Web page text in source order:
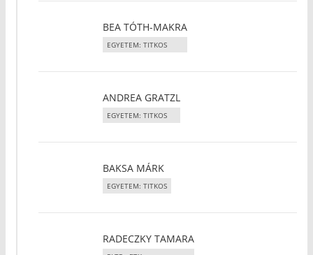
BEA TÓTH-MAKRA
EGYETEM: TITKOS
ANDREA GRATZL
EGYETEM: TITKOS
BAKSA MÁRK
EGYETEM: TITKOS
RADECZKY TAMARA